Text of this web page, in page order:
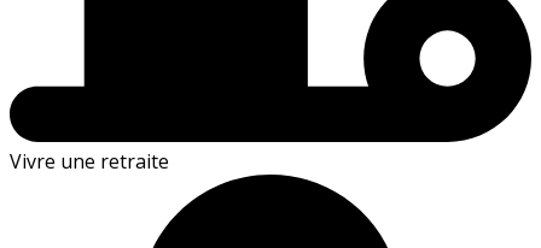
Vivre une retraite